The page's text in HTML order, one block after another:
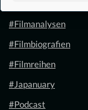
#Filmanalysen
#Filmbiografien
#Filmreihen
#Japanuary
#Podcast